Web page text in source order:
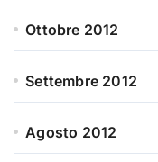
Ottobre 2012
Settembre 2012
Agosto 2012